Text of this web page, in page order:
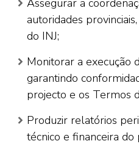
Assegurar a
autoridades
do INJ;
Monitorar a execução
garantindo
projecto e os Termos
Produzir relatórios
técnico e financeira do